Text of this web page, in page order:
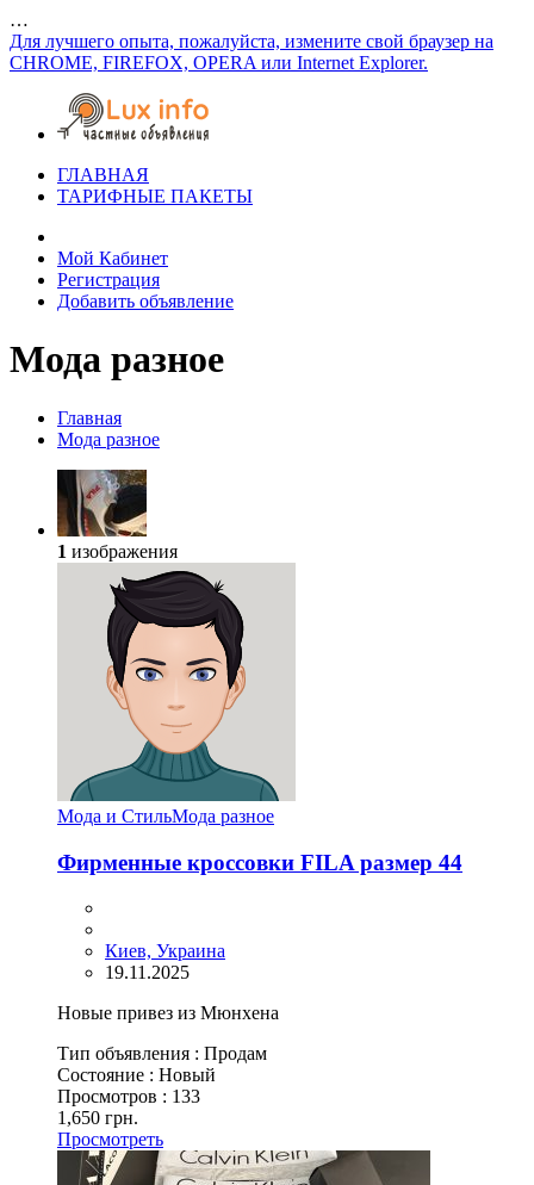
…
Для лучшего опыта, пожалуйста, измените свой браузер на
CHROME, FIREFOX, OPERA или Internet Explorer.
ГЛАВНАЯ
ТАРИФНЫЕ ПАКЕТЫ
Мой Кабинет
Регистрация
Добавить объявление
Мода разное
Главная
Мода разное
1 изображения
Мода и СтильМода разное
Фирменные кроссовки FILA размер 44
Киев, Украина
19.11.2025
Новые привез из Мюнхена
Тип объявления : Продам
Состояние : Новый
Просмотров : 133
1,650 грн.
Просмотреть